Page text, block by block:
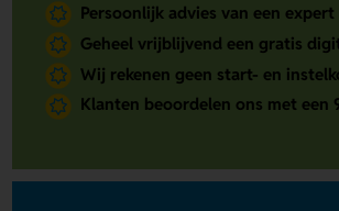
Persoonlijk advies van een expert
Geheel vrijblijvend een gratis
Wij rekenen geen start- en
Klanten beoordelen ons met een